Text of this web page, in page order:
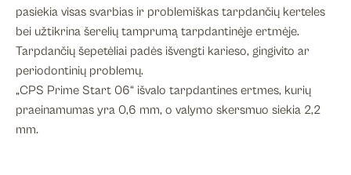
pasiekia visas svarbias ir problemiškas tarpdančių kerteles
bei užtikrina šerelių tamprumą tarpdantinėje ertmėje.
Tarpdančių šepetėliai padės išvengti karieso, gingivito ar
periodontinių problemų.
„CPS Prime Start 06“ išvalo tarpdantines ertmes, kurių
praeinamumas yra 0,6 mm, o valymo skersmuo siekia 2,2
mm.